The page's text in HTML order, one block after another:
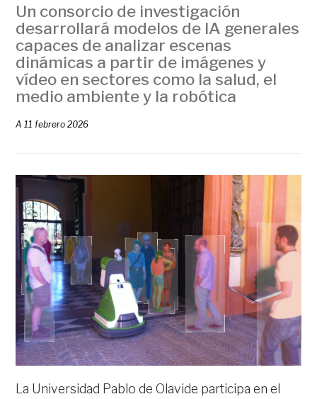
Un consorcio de investigación
desarrollará modelos de IA generales
capaces de analizar escenas
dinámicas a partir de imágenes y
vídeo en sectores como la salud, el
medio ambiente y la robótica
A11 febrero 2026
La Universidad Pablo de Olavide participa en el